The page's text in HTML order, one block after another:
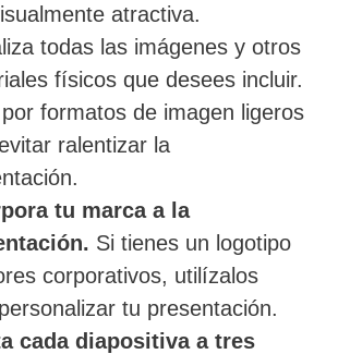
atractiva.
todas las imágenes y otros
físicos que desees incluir.
formatos de imagen ligeros
ralentizar la
tu marca a la
Si tienes un logotipo
corporativos, utilízalos
tu presentación.
cada diapositiva a tres